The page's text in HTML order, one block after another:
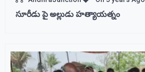
సూరీడు పై అల్లుడు హత్యాయత్నం